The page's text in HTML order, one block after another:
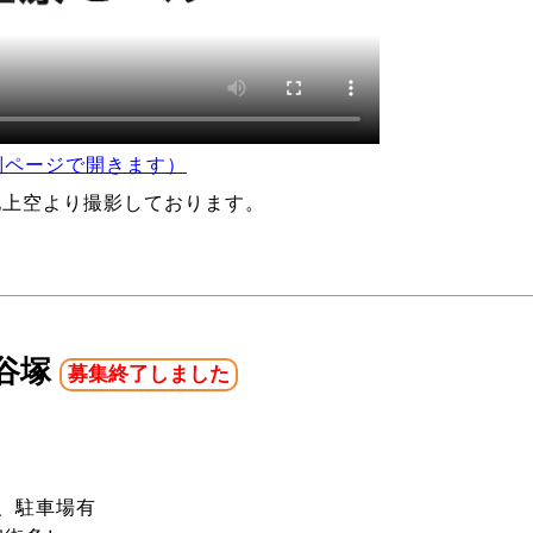
ージで開きます）
空より撮影しております。
塚 募集終了しました
駐車場有